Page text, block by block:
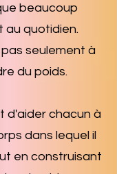
beaucoup
au quotidien.
seulement à
du poids.
d'aider chacun à
dans lequel il
en construisant